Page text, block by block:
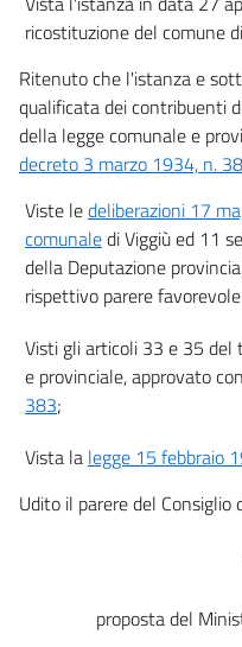
ricostituzione del comune
Ritenuto che l'istanza e
qualificata dei contribuenti
della legge comunale e
decreto 3 marzo 1934, n.
Viste ledeliberazioni 17
comunaledi Viggiù ed 11
della Deputazione
rispettivo parere
Visti gli articoli 33 e 35 del
e provinciale, approvato con
383;
Vista la legge 15 febbraio
Udito il parere del Consiglio
proposta del